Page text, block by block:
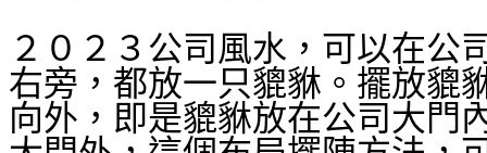
２０２３公司風水，可以在公
右旁，都放一只貔貅。擺放貔
向外，即是貔貅放在公司大門